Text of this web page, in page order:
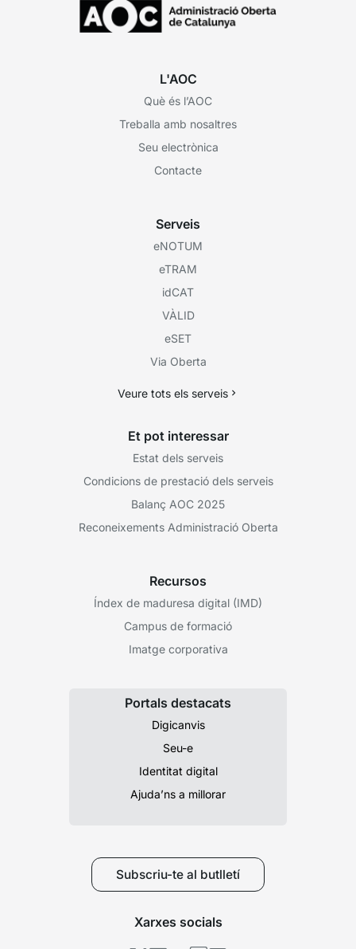
L'AOC
Què és l’AOC
Treballa amb nosaltres
Seu electrònica
Contacte
Serveis
eNOTUM
eTRAM
idCAT
VÀLID
eSET
Via Oberta
Veure tots els serveis
Et pot interessar
Estat dels serveis
Condicions de prestació dels serveis
Balanç AOC 2025
Reconeixements Administració Oberta
Recursos
Índex de maduresa digital (IMD)
Campus de formació
Imatge corporativa
Portals destacats
Digicanvis
Seu-e
Identitat digital
Ajuda’ns a millorar
Subscriu-te al butlletí
Xarxes socials